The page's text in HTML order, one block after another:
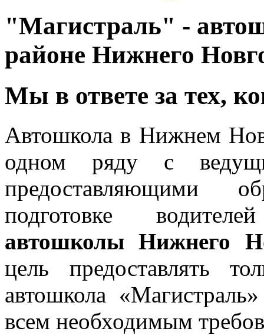
"Магистраль" -
районе Нижнего
Мы в ответе за тех,
Автошкола в Нижнем
одном ряду с
предоставляющими
подготовке водителей
автошколы Нижнего
цель предоставлять
автошкола
всем необходимым